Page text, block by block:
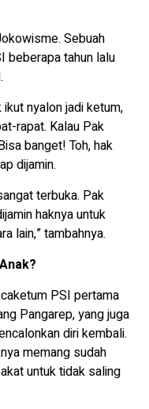
Sebuah
beberapa tahun lalu
nyalon jadi ketum,
rapat. Kalau Pak
banget! Toh, hak
dijamin.
terbuka. Pak
haknya untuk
lain,” tambahnya.
PSI pertama
Pangarep, yang juga
diri kembali.
memang sudah
untuk tidak saling